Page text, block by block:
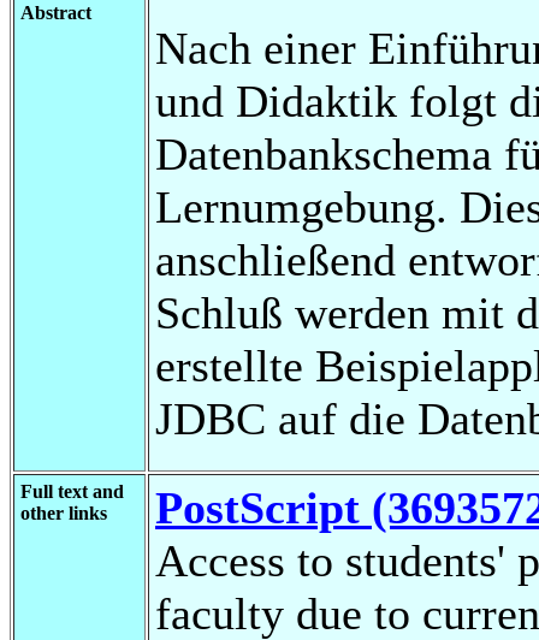
Abstract
Nach einer
und Didaktik folgt
Datenbankschema
Lernumgebung.
anschließend
Schluß werden mit
erstellte
JDBC auf die
Full text and
other links
PostScript
Access to students'
faculty due to